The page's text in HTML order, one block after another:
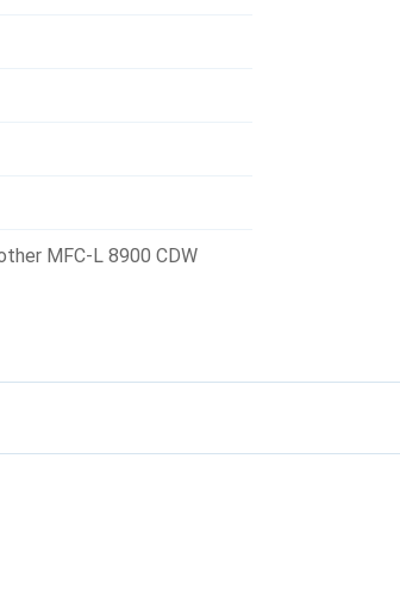
MFC-L 8900 CDW